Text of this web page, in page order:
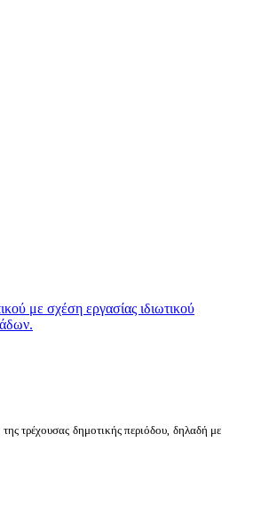
τρέχουσας δημοτικής περιόδου, δηλαδή με
με σχέση εργασίας ιδιωτικού